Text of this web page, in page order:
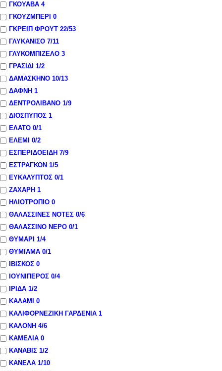
ΓΚΟΥΑΒΑ 4
ΓΚΟΥΖΜΠΕΡΙ 0
ΓΚΡΕΙΠ ΦΡΟΥΤ 22/53
ΓΛΥΚΑΝΙΣΟ 7/11
ΓΛΥΚΟΜΠΙΖΕΛΟ 3
ΓΡΑΣΙΔΙ 1/2
ΔΑΜΑΣΚΗΝΟ 10/13
ΔΑΦΝΗ 1
ΔΕΝΤΡΟΛΙΒΑΝΟ 1/9
ΔΙΟΣΠΥΠΟΣ 1
ΕΛΑΤΟ 0/1
ΕΛΕΜΙ 0/2
ΕΣΠΕΡΙΔΟΕΙΔΗ 7/9
ΕΣΤΡΑΓΚΟΝ 1/5
ΕΥΚΑΛΥΠΤΟΣ 0/1
ΖΑΧΑΡΗ 1
ΗΛΙΟΤΡΟΠΙΟ 0
ΘΑΛΑΣΣΙΝΕΣ ΝΟΤΕΣ 0/6
ΘΑΛΑΣΣΙΝΟ ΝΕΡΟ 0/1
ΘΥΜΑΡΙ 1/4
ΘΥΜΙΑΜΑ 0/1
ΙΒΙΣΚΟΣ 0
ΙΟΥΝΙΠΕΡΟΣ 0/4
ΙΡΙΔΑ 1/2
ΚΑΛΑΜΙ 0
ΚΑΛΙΦΟΡΝΕΖΙΚΗ ΓΑΡΔΕΝΙΑ 1
ΚΑΛΟΝΗ 4/6
ΚΑΜΕΛΙΑ 0
ΚΑΝΑΒΙΣ 1/2
ΚΑΝΕΛΑ 1/10